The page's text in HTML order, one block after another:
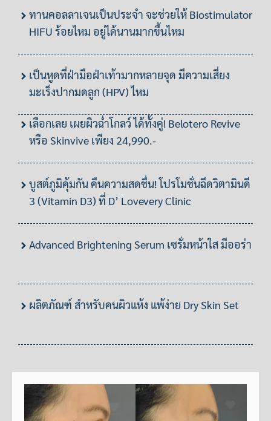
ทานคอลลาเจนเป็นประจำ จะช่วยให้ Biostimulator
HIFU ร้อยไหม อยู่ได้นานมากขึ้นไหม
เป็นหูดที่ฝ่ามือฝ่าเท้ามากหลายจุด มีความเสี่ยง
มะเร็งปากมดลูก (HPV) ไหม
เลือกเลย เผยผิวฉ่ำโกลว์ ได้ทั้งคู่! Belotero Revive
หรือ Skinvive เพียง 24,990.-
บูสต์ภูมิคุ้มกัน คืนความสดชื่น! โปรโมชั่นฉีดวิตามินดี
3 (Vitamin D3) ที่ D’ Lovevery Clinic
Advanced Brightening Serum เซรั่มหน้าใส มีออร่า
ผลิตภัณฑ์ สำหรับคนผิวแห้ง แพ้ง่าย Dry Skin Set